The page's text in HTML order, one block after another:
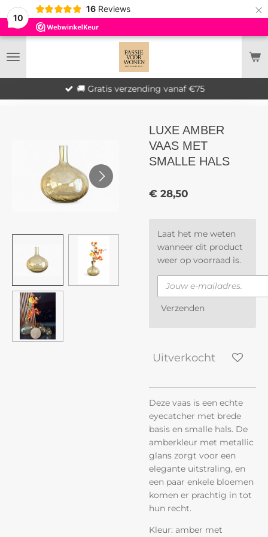
10
16 Reviews ×
🚚 Gratis verzending vanaf €75
LUXE AMBER
VAAS MET
SMALLE HALS
€ 28,50
Laat het me weten
wanneer dit product
weer op voorraad is.
Verzenden
Uitverkocht
Deze vaas is een echte
eyecatcher met brede
basis en smalle hals. De
amberkleur met metallic
glans zorgt voor een
elegante uitstraling, en
een paar enkele bloemen
komen er prachtig in tot
hun recht.
Kleur: amber met